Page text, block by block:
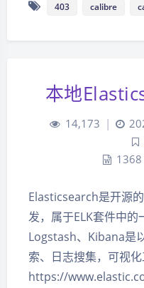
403 calibre
本地
14,173 |
1368
Elasticsearch是开源
发，属于ELK套件中的
Logstash、Kibana是
索、日志搜集，可视化
https://